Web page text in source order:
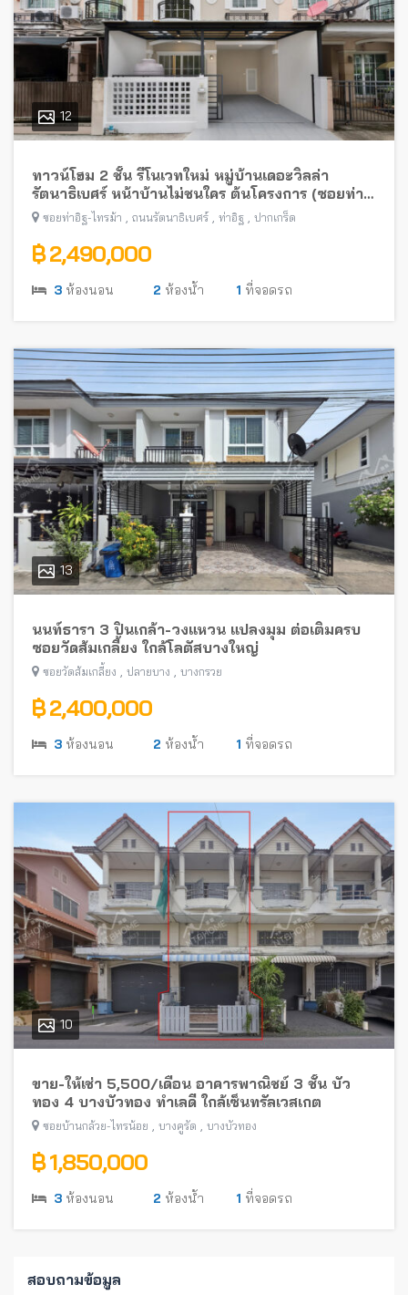
12
ทาวน์โฮม 2 ชั้น รีโนเวทใหม่ หมู่บ้านเดอะวิลล่า
รัตนาธิเบศร์ หน้าบ้านไม่ชนใคร ต้นโครงการ (ซอยท่า
อิฐ-ไทรม้า) พร้อมอยู่ ใกล้รถไฟฟ้าสายสีม่วง
ซอยท่าอิฐ-ไทรม้า , ถนนรัตนาธิเบศร์ , ท่าอิฐ , ปากเกร็ด
฿ 2,490,000
3 ห้องนอน 2 ห้องน้ำ 1 ที่จอดรถ
13
นนท์ธารา 3 ปิ่นเกล้า-วงแหวน แปลงมุม ต่อเติมครบ
ซอยวัดส้มเกลี้ยง ใกล้โลตัสบางใหญ่
ซอยวัดส้มเกลี้ยง ปลายบาง บางกรวย
฿ 2,400,000
3 ห้องนอน 2 ห้องน้ำ 1 ที่จอดรถ
10
ขาย-ให้เช่า 5,500/เดือน อาคารพาณิชย์ 3 ชั้น บัว
ทอง 4 บางบัวทอง ทำเลดี ใกล้เซ็นทรัลเวสเกต
ซอยบ้านกล้วย-ไทรน้อย บางคูรัด บางบัวทอง
฿ 1,850,000
3 ห้องนอน 2 ห้องน้ำ 1 ที่จอดรถ
สอบถามข้อมูล